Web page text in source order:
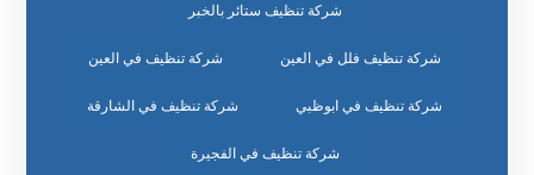
شركة تنظيف ستائر بالخبر
شركة تنظيف فلل في العين شركة تنظيف في العين
شركة تنظيف في ابوظبي شركة تنظيف في الشارقة
شركة تنظيف في الفجيرة